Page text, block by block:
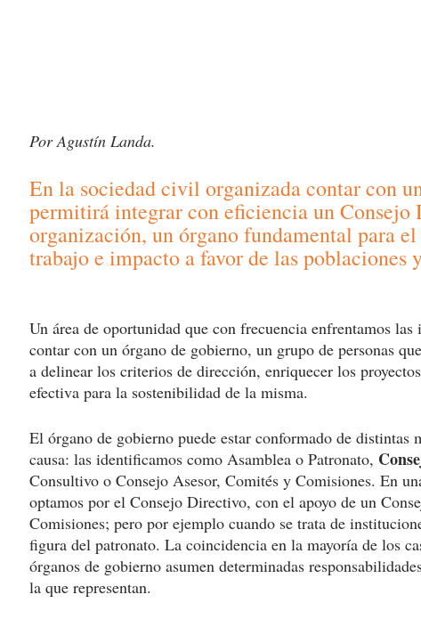
Por Agustín Landa.
En la sociedad civil organizada contar con
permitirá integrar con eficiencia un Consejo
organización, un órgano fundamental para
trabajo e impacto a favor de las poblaciones
Un área de oportunidad que con frecuencia enfrentamos
contar con un órgano de gobierno, un grupo de personas
a delinear los criterios de dirección, enriquecer los
efectiva para la sostenibilidad de la misma.
El órgano de gobierno puede estar conformado de distintas
causa: las identificamos como Asamblea o Patronato,
Consultivo o Consejo Asesor, Comités y Comisiones. En
optamos por el Consejo Directivo, con el apoyo de un
Comisiones; pero por ejemplo cuando se trata de
figura del patronato. La coincidencia en la mayoría de los
órganos de gobierno asumen determinadas
la que representan.